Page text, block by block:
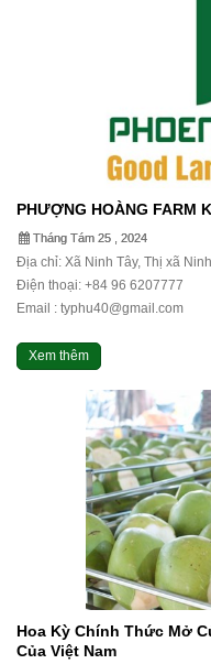
PHƯỢNG HOÀNG FARM
Tháng Tám 25 , 2024
Địa chỉ: Xã Ninh Tây, Thị xã
Điện thoại: +84 96 6207777
Email : typhu40@gmail.com
Xem thêm
Hoa Kỳ Chính Thức Mở
Của Việt Nam